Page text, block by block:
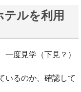
ルを利用
度見学（下見？）
いるのか、確認して